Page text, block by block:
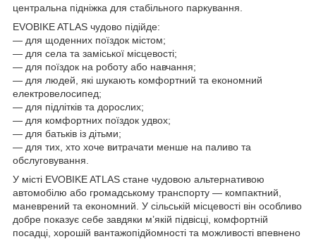
центральна підніжка для стабільного паркування.
EVOBIKE ATLAS чудово підійде:
— для щоденних поїздок містом;
— для села та заміської місцевості;
— для поїздок на роботу або навчання;
— для людей, які шукають комфортний та економний
електровелосипед;
— для підлітків та дорослих;
— для комфортних поїздок удвох;
— для батьків із дітьми;
— для тих, хто хоче витрачати менше на паливо та
обслуговування.
У місті EVOBIKE ATLAS стане чудовою альтернативою
автомобілю або громадському транспорту — компактний,
маневрений та економний. У сільській місцевості він особливо
добре показує себе завдяки м’якій підвісці, комфортній
посадці, хорошій вантажопідйомності та можливості впевнено